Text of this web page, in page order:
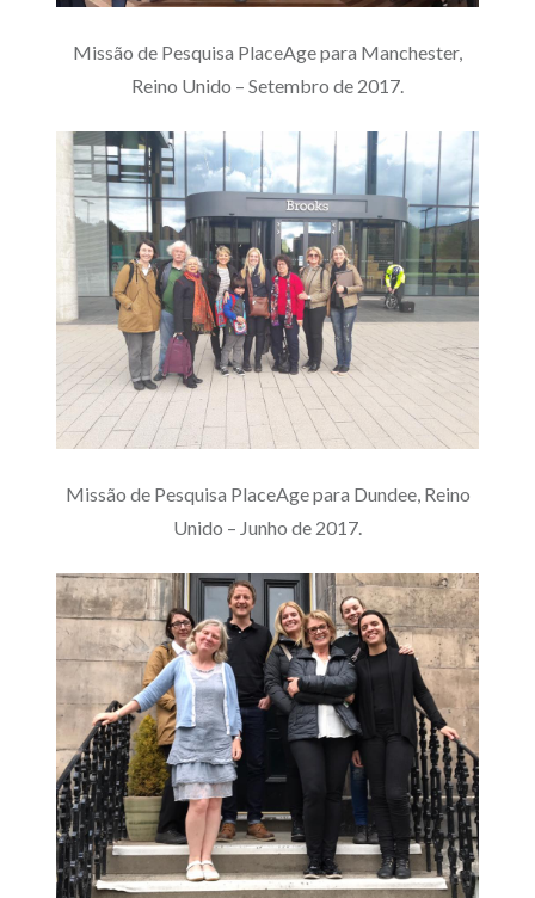
Missão de Pesquisa PlaceAge para Manchester,
Reino Unido – Setembro de 2017.
Missão de Pesquisa PlaceAge para Dundee, Reino
Unido – Junho de 2017.